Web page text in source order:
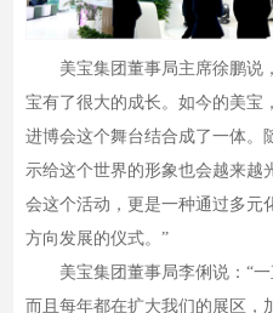
美宝集团董事局主席徐鹏说
宝有了很大的成长。如今的美宝
进博会这个舞台结合成了一体。
示给这个世界的形象也会越来越
会这个活动，更是一种通过多元
方向发展的仪式。”
美宝集团董事局李俐说：“一
而且每年都在扩大我们的展区，